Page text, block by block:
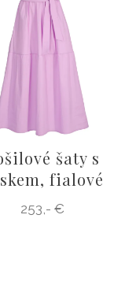
šaty s
fialové
253,- €